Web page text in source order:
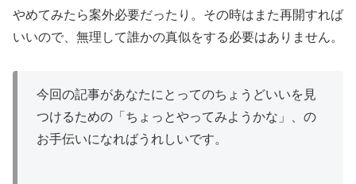
やめてみたら案外必要だったり。その時はまた再開すれば
いいので、無理して誰かの真似をする必要はありません。
今回の記事があなたにとってのちょうどいいを見
つけるための「ちょっとやってみようかな」、の
お手伝いになればうれしいです。